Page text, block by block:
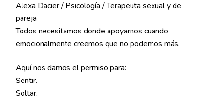
Alexa Dacier / Psicología / Terapeuta sexual y de
pareja
Todos necesitamos donde apoyarnos cuando
emocionalmente creemos que no podemos más.
Aquí nos damos el permiso para:
Sentir.
Soltar.